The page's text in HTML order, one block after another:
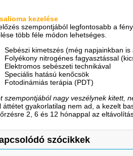
kezelése
szempontjából legfontosabb a
több féle módon lehetséges.
Sebészi kimetszés (még napjainkban
Folyékony nitrogénes fagyasztással
Elektromos sebészeti technikával
Speciális hatású kenőcsök
Fotodinámiás terápia (PDT)
szempontjából nagy veszélynek kitett,
áttétet gyakorlatilag nem ad, a kezelt
2, 6 és 12 hónappal az
szócikkek